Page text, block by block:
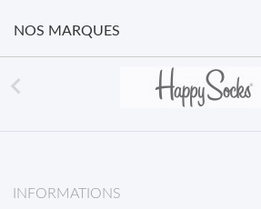
NOS MARQUES

INFORMATIONS